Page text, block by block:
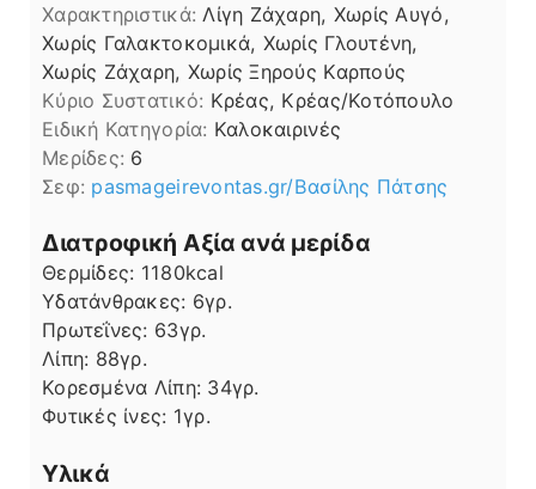
Χαρακτηριστικά: Λίγη Ζάχαρη, Χωρίς Αυγό,
Χωρίς Γαλακτοκομικά, Χωρίς Γλουτένη,
Χωρίς Ζάχαρη, Χωρίς Ξηρούς Καρπούς
Kύριο Συστατικό: Κρέας, Κρέας/Κοτόπουλο
Ειδική Κατηγορία: Καλοκαιρινές
Μερίδες: 6
Σεφ: pasmageirevontas.gr/Βασίλης Πάτσης
Διατροφική Αξία ανά μερίδα
Θερμίδες: 1180kcal
Υδατάνθρακες: 6γρ.
Πρωτεΐνες: 63γρ.
Λίπη
Λίπη: 88γρ.
Κορεσμένα Λίπη: 34γρ.
Φυτικές ίνες: 1γρ.
Υλικά